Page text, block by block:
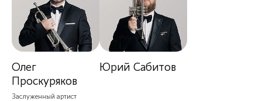
Олег
Проскуряков
Заслуженный артист
Юрий Сабитов